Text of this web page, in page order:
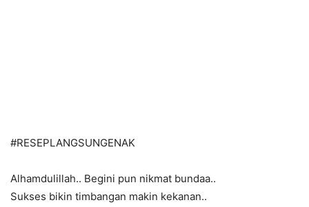
#RESEPLANGSUNGENAK
Alhamdulillah.. Begini pun nikmat bundaa..
Sukses bikin timbangan makin kekanan..